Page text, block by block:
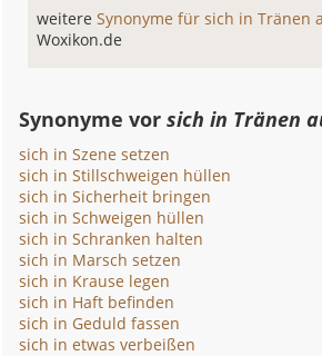
weitereSynonyme für sich in Tränen
Woxikon.de
Synonyme vorsich in Tränen
sich in Szene setzen
sich in Stillschweigen hüllen
sich in Sicherheit bringen
sich in Schweigen hüllen
sich in Schranken halten
sich in Marsch setzen
sich in Krause legen
sich in Haft befinden
sich in Geduld fassen
sich in etwas verbeißen